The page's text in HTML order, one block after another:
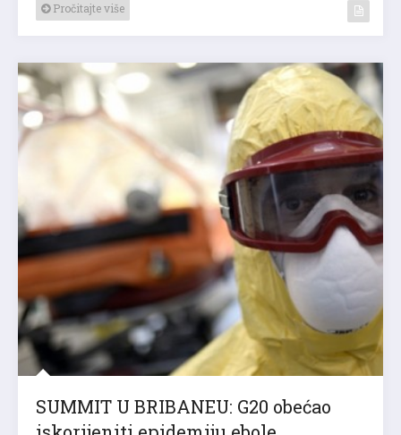
Pročitajte više
SUMMIT U BRIBANEU: G20 obećao